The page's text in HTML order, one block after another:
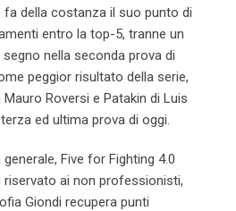
fa della costanza il suo punto di
entro la top-5, tranne un
nella seconda prova di
peggior risultato della serie,
Roversi e Patakin di Luis
ed ultima prova di oggi.
Five for Fighting 4.0
riservato ai non professionisti,
Giondi recupera punti